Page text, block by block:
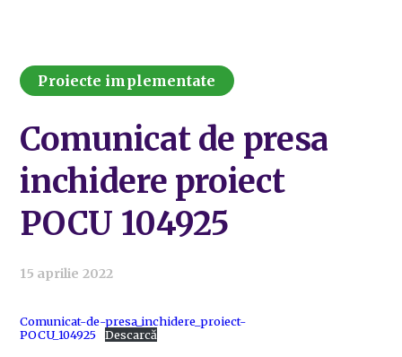
Proiecte implementate
Comunicat de presa
inchidere proiect
POCU 104925
15 aprilie 2022
Comunicat-de-presa_inchidere_proiect-
POCU_104925
Descarcă